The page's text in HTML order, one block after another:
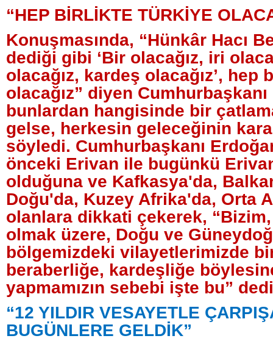
“HEP BİRLİKTE TÜRKİYE
Konuşmasında, “Hünkâr Hacı
dediği gibi ‘Bir olacağız, iri
olacağız, kardeş olacağız’,
olacağız” diyen
bunlardan hangisinde bir
gelse, herkesin geleceğinin
söyledi. Cumhurbaşkanı
önceki Erivan ile bugünkü
olduğuna ve Kafkasya'da,
Doğu'da, Kuzey Afrika'da, Orta
olanlara dikkati çekerek, “Bizim,
olmak üzere, Doğu ve
bölgemizdeki vilayetlerimizde
beraberliğe, kardeşliğe
yapmamızın sebebi işte bu”
“12 YILDIR VESAYETLE
BUGÜNLERE GELDİK”